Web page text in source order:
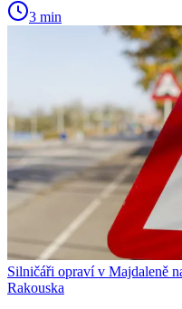
3 min
Silničáři opraví v Majdaleně
Rakouska